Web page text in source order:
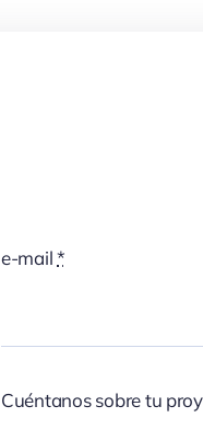
e-mail*
Cuéntanos sobre tu